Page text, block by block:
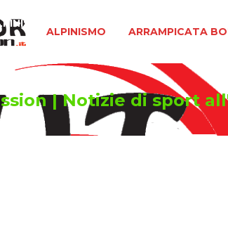
ALPINISMO ARRAMPICATA
| Notizie di sport